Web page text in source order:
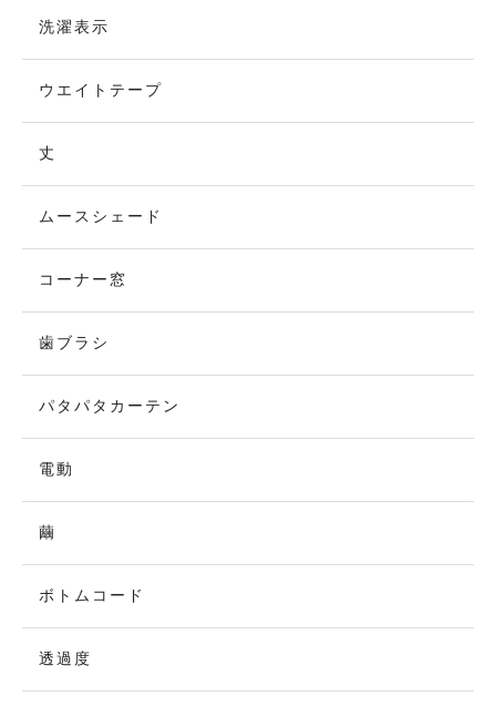
洗濯表示
ウエイトテープ
丈
ムースシェード
コーナー窓
歯ブラシ
パタパタカーテン
電動
繭
ボトムコード
透過度